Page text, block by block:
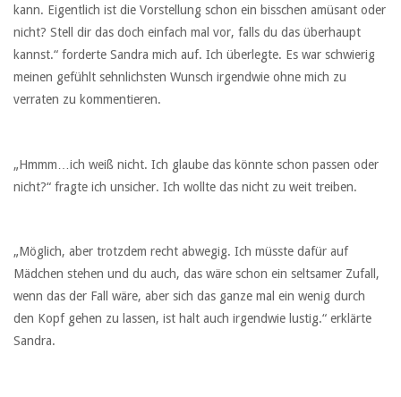
kann. Eigentlich ist die Vorstellung schon ein bisschen amüsant oder
nicht? Stell dir das doch einfach mal vor, falls du das überhaupt
kannst.“ forderte Sandra mich auf. Ich überlegte. Es war schwierig
meinen gefühlt sehnlichsten Wunsch irgendwie ohne mich zu
verraten zu kommentieren.
„Hmmm…ich weiß nicht. Ich glaube das könnte schon passen oder
nicht?“ fragte ich unsicher. Ich wollte das nicht zu weit treiben.
„Möglich, aber trotzdem recht abwegig. Ich müsste dafür auf
Mädchen stehen und du auch, das wäre schon ein seltsamer Zufall,
wenn das der Fall wäre, aber sich das ganze mal ein wenig durch
den Kopf gehen zu lassen, ist halt auch irgendwie lustig.“ erklärte
Sandra.